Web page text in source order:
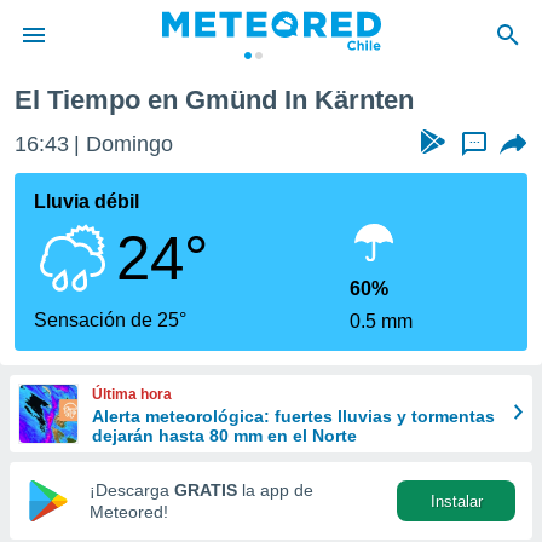
de
por
se
calidad.
a este
las
y
forma
digital
basada
El Tiempo en Gmünd In Kärnten
16:43 Domingo ...
Lluvia débil
24°
Sensación de 25°
60%
0.5 mm
Última hora
Alerta meteorológica: fuertes lluvias y tormentas
dejarán hasta 80 mm en el Norte
¡Descarga GRATIS la app de
Meteored!
Instalar